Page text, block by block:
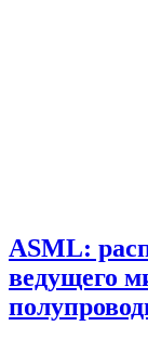
ASML:
ведущего